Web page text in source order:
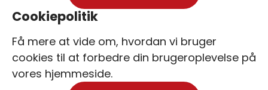
Cookiepolitik
Få mere at vide om, hvordan vi bruger
cookies til at forbedre din brugeroplevelse på
vores hjemmeside.